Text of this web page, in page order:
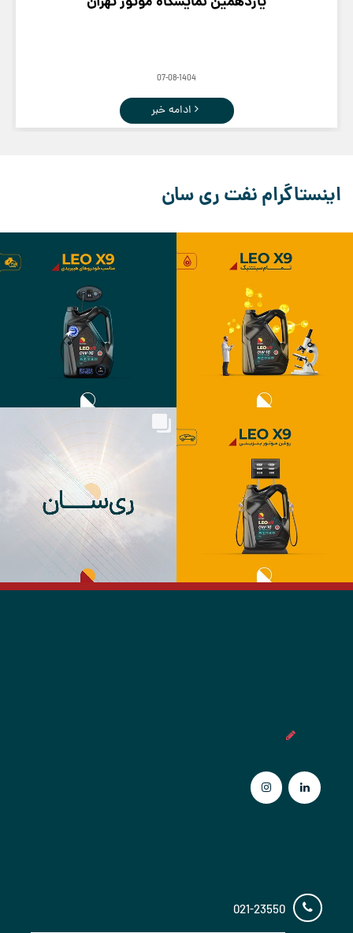
07-08-1404
ادامه خبر
اینستاگرام نفت ری سان
021-23550